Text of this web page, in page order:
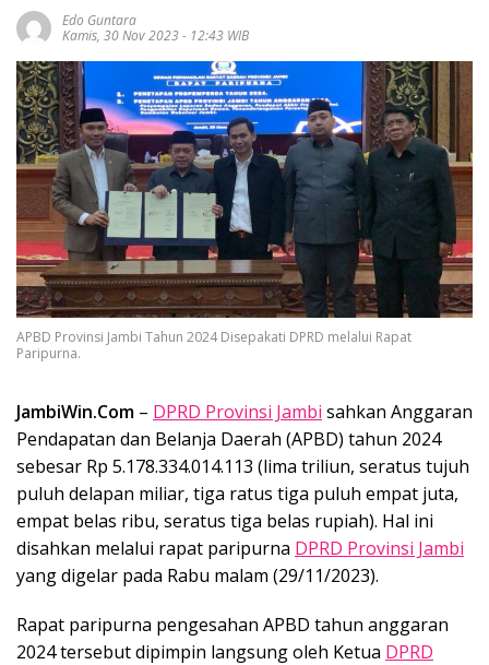
Edo Guntara
Kamis, 30 Nov 2023 - 12:43 WIB
APBD Provinsi Jambi Tahun 2024 Disepakati DPRD melalui Rapat
Paripurna.
JambiWin.Com – DPRD Provinsi Jambi sahkan Anggaran
Pendapatan dan Belanja Daerah (APBD) tahun 2024
sebesar Rp 5.178.334.014.113 (lima triliun, seratus tujuh
puluh delapan miliar, tiga ratus tiga puluh empat juta,
empat belas ribu, seratus tiga belas rupiah). Hal ini
disahkan melalui rapat paripurna DPRD Provinsi Jambi
yang digelar pada Rabu malam (29/11/2023).
Rapat paripurna pengesahan APBD tahun anggaran
2024 tersebut dipimpin langsung oleh Ketua DPRD